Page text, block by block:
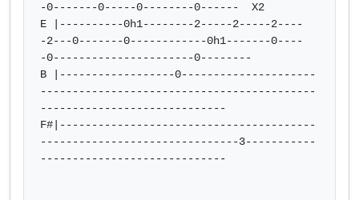
-0-------0-----0--------0------  X2
E |----------0h1--------2-----2-----2----
-2---0-------0------------0h1-------0----
-0----------------------0--------
B |------------------0---------------------
-------------------------------------------
-----------------------------
F#|----------------------------------------
-------------------------------3-----------
-----------------------------